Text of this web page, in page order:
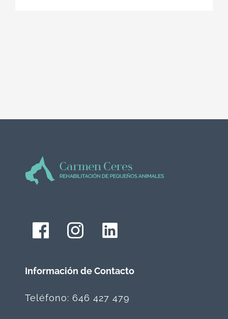
Información de Contacto
Teléfono: 646 427 479